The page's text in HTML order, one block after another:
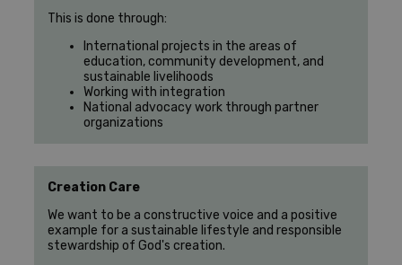
This is done through:
International projects in the areas of
education, community development, and
sustainable livelihoods
Working with integration
National advocacy work through partner
organizations
Creation Care
We want to be a constructive voice and a positive
example for a sustainable lifestyle and responsible
stewardship of God's creation.